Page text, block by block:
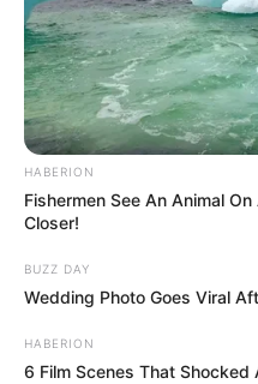
HABERION
Fishermen See An Animal
Closer!
BUZZ DAY
Wedding Photo Goes Viral
HABERION
6 Film Scenes That